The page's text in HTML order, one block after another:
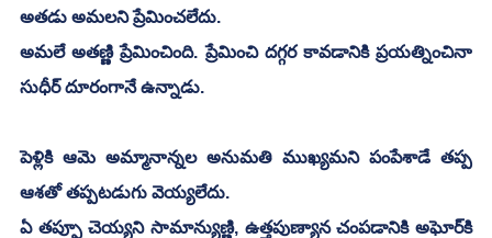
అతడు అమలని ప్రేమించలేదు.
అమలే అతణ్ణి ప్రేమించింది. ప్రేమించి దగ్గర కావడానికి ప్రయత్నించినా
సుధీర్ దూరంగానే ఉన్నాడు.
పెళ్లికి ఆమె అమ్మానాన్నల అనుమతి ముఖ్యమని పంపేశాడే తప్ప
ఆశతో తప్పటడుగు వెయ్యలేదు.
ఏ తప్పూ చెయ్యని సామాన్యుణ్ణి, ఉత్తపుణ్యాన చంపడానికి అఘోర్‌కి